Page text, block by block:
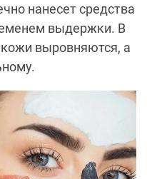
нанесет средства
выдержки. В
кожи выровняются, а